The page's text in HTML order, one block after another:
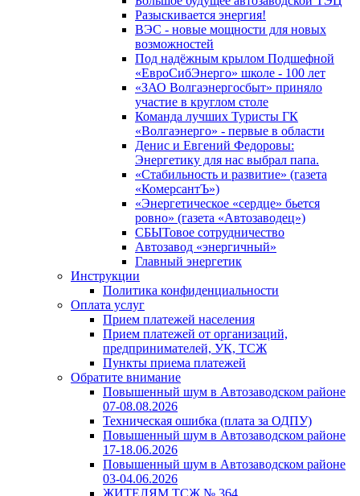
Разыскивается энергия!
ВЭС - новые мощности для новых
возможностей
Под надёжным крылом Подшефной
«ЕвроСибЭнерго» школе - 100 лет
«ЗАО Волгаэнергосбыт» приняло
участие в круглом столе
Команда лучших Туристы ГК
«Волгаэнерго» - первые в области
Денис и Евгений Федоровы:
Энергетику для нас выбрал папа.
«Стабильность и развитие» (газета
«КомерсантЪ»)
«Энергетическое «сердце» бьется
ровно» (газета «Автозаводец»)
СБЫТовое сотрудничество
Автозавод «энергичный»
Главный энергетик
Инструкции
Политика конфиденциальности
Оплата услуг
Прием платежей населения
Прием платежей от организаций,
предпринимателей, УК, ТСЖ
Пункты приема платежей
Обратите внимание
Повышенный шум в Автозаводском районе
07-08.08.2026
Техническая ошибка (плата за ОДПУ)
Повышенный шум в Автозаводском районе
17-18.06.2026
Повышенный шум в Автозаводском районе
03-04.06.2026